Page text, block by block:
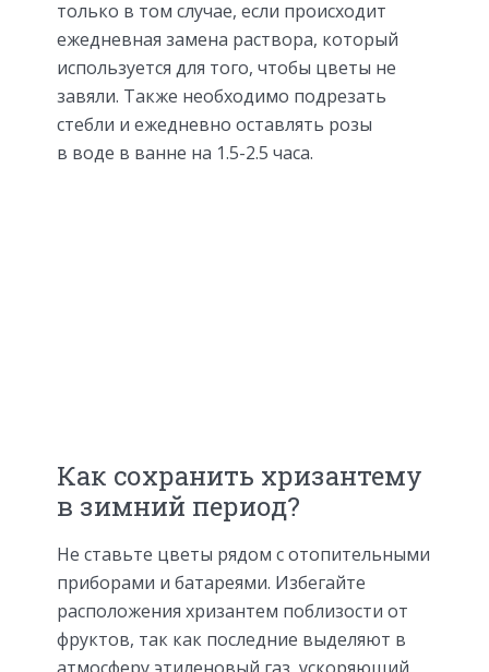
только в том случае, если происходит
ежедневная замена раствора, который
используется для того, чтобы цветы не
завяли. Также необходимо подрезать
стебли и ежедневно оставлять розы
в воде в ванне на 1.5-2.5 часа.
Как сохранить хризантему
в зимний период?
Не ставьте цветы рядом с отопительными
приборами и батареями. Избегайте
расположения хризантем поблизости от
фруктов, так как последние выделяют в